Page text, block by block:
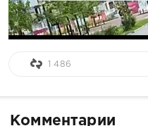
1 486
Комментарии